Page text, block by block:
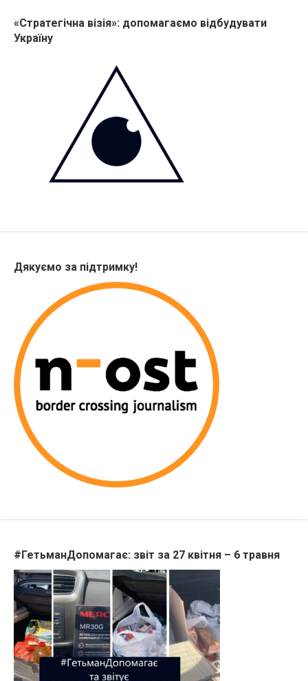
«Стратегічна візія»: допомагаємо відбудувати
Україну
Дякуємо за підтримку!
#ГетьманДопомагає: звіт за 27 квітня – 6 травня